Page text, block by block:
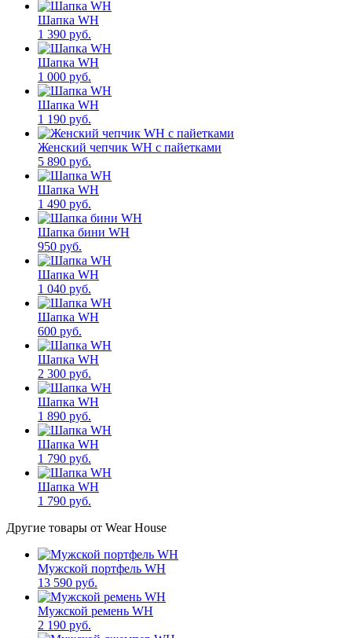
Шапка WH
1 390 руб.
Шапка WH
1 000 руб.
Шапка WH
1 190 руб.
Женский чепчик WH с пайетками
5 890 руб.
Шапка WH
1 490 руб.
Шапка бини WH
950 руб.
Шапка WH
1 040 руб.
Шапка WH
600 руб.
Шапка WH
2 300 руб.
Шапка WH
1 890 руб.
Шапка WH
1 790 руб.
Шапка WH
1 790 руб.
Другие товары от Wear House
Мужской портфель WH
13 590 руб.
Мужской ремень WH
2 190 руб.